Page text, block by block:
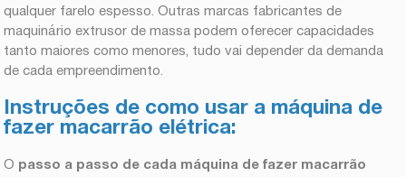
qualquer farelo espesso. Outras marcas fabricantes de
maquinário extrusor de massa podem oferecer capacidades
tanto maiores como menores, tudo vai depender da demanda
de cada empreendimento.
Instruções de como usar a máquina de
fazer macarrão elétrica:
O passo a passo de cada máquina de fazer macarrão